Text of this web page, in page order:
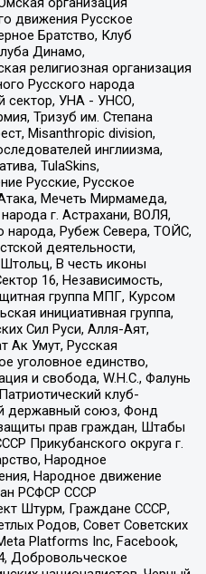
движения Русское
Братство, Клуб
Динамо,
религиозная организация
Русского народа
сектор, УНА - УНСО,
Тризуб им. Степана
Misanthropic division,
инглиизма,
TulaSkins,
Русские, Русское
Мечеть Мирмамеда,
г. Астрахани, ВОЛЯ,
народа, Рубеж Севера, ТОЙС,
деятельности,
В честь иконы
16, Независимость,
группа МПГ, Курсом
инициативная группа,
Сил Руси, Алля-Аят,
Ак Умут, Русская
уголовное единство,
и свобода, W.H.С., Фалунь
клуб-
державный союз, Фонд
прав граждан, Штабы
Прикубанского округа г.
Народное
Народное движение
РСФСР СССР
Штурм, Граждане СССР,
Родов, Совет Советских
Platforms Inc, Facebook,
Добровольческое